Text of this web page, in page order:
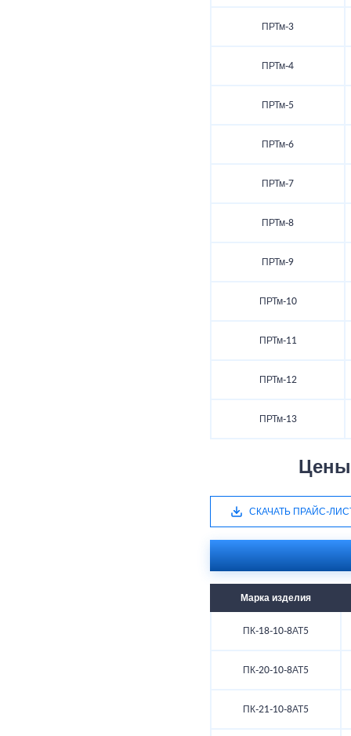
ПРТм-3
ПРТм-4
ПРТм-5
ПРТм-6
ПРТм-7
ПРТм-8
ПРТм-9
ПРТм-10
ПРТм-11
ПРТм-12
ПРТм-13
СКАЧАТЬ ПРАЙС-
Марка изделия
ПК-18-10-8АТ5
ПК-20-10-8АТ5
ПК-21-10-8АТ5